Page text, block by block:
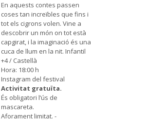
En aquests contes passen
coses tan increïbles que fins i
tot els cigrons volen. Vine a
descobrir un món on tot està
capgirat, i la imaginació és una
cuca de llum en la nit. Infantil
+4 / Castellà
Hora: 18:00 h
Instagram del festival
Activitat gratuïta.
És obligatori l’ús de
mascareta.
Aforament limitat. -